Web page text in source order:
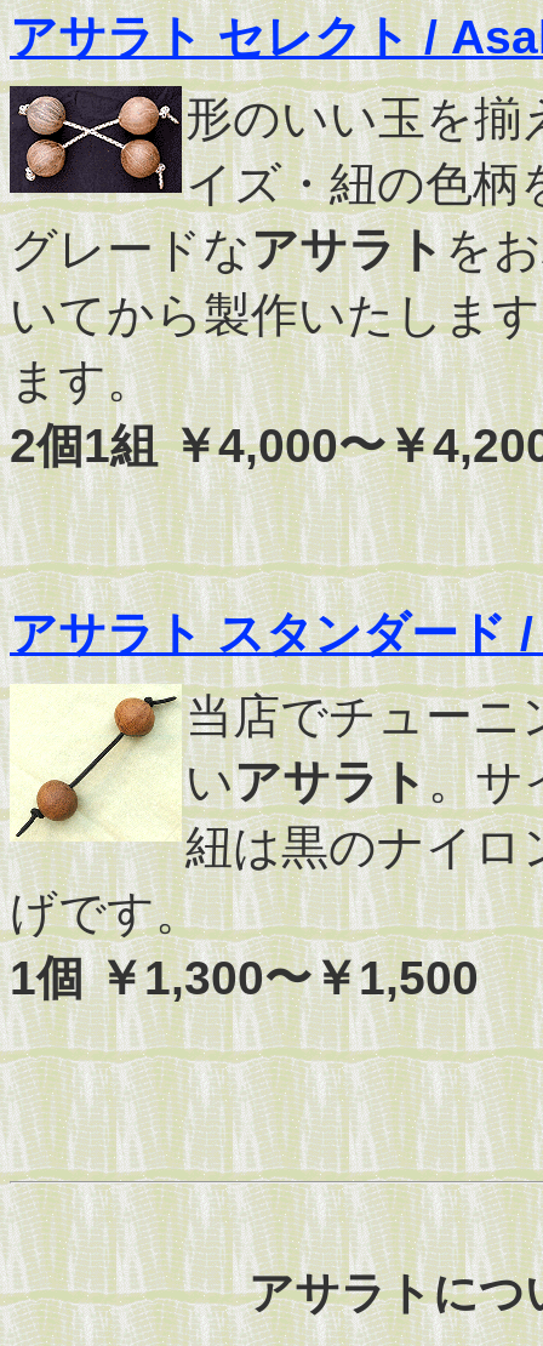
アサラト セレクト /
形のいい玉を揃
イズ・紐の色柄
グレードなアサラトを
いてから製作いたしま
ます。
2個1組 ￥4,000〜￥
アサラト スタンダード
当店でチューニ
いアサラト。サ
紐は黒のナイロ
げです。
1個 ￥1,300〜￥1,500
アサラトにつ